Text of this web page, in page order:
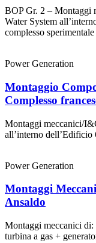
BOP Gr. 2 – Montaggi
Water System
complesso sperimentale
Power Generation
Montaggio
Complesso
Montaggi meccanici/
all’interno dell’Edificio
Power Generation
Montaggi
Ansaldo
Montaggi meccanici di:
turbina a gas +